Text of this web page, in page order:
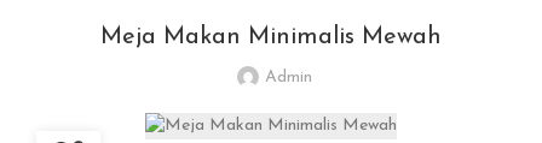
Meja Makan Minimalis Mewah
Admin